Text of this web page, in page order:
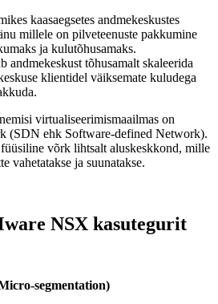
kaasaegsetes andmekeskustes
millele on pilveteenuste pakkumine
ja kulutõhusamaks.
andmekeskust tõhusamalt skaleerida
klientidel väiksemate kuludega
virtualiseerimismaailmas on
(SDN ehk Software-defined Network).
võrk lihtsalt aluskeskkond, mille
vahetatakse ja suunatakse.
NSX kasutegurit
segmentation)